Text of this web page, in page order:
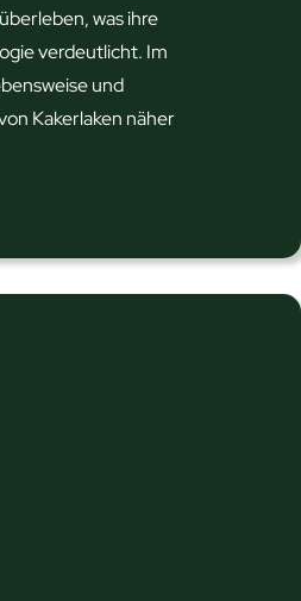
was ihre
verdeutlicht. Im
und
Kakerlaken näher